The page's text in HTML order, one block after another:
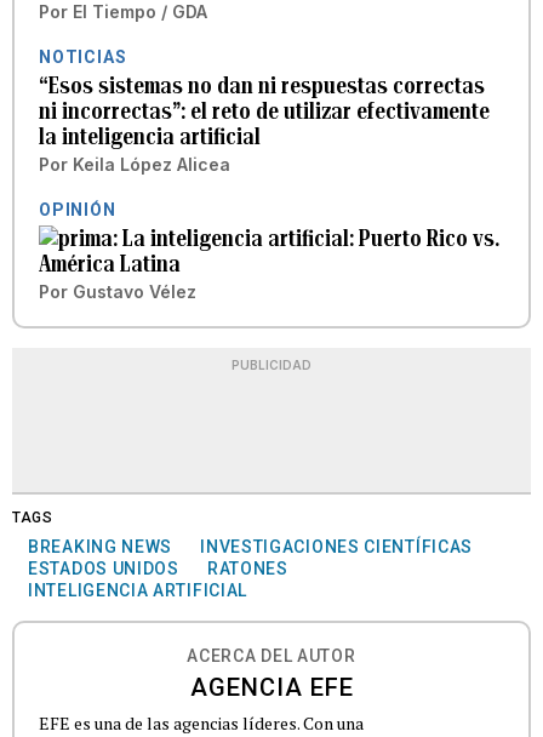
Por El Tiempo / GDA
NOTICIAS
“Esos sistemas no dan ni respuestas correctas
ni incorrectas”: el reto de utilizar efectivamente
la inteligencia artificial
Por Keila López Alicea
OPINIÓN
La inteligencia artificial: Puerto Rico vs.
América Latina
Por Gustavo Vélez
PUBLICIDAD
TAGS
BREAKING NEWS
INVESTIGACIONES CIENTÍFICAS
ESTADOS UNIDOS
RATONES
INTELIGENCIA ARTIFICIAL
ACERCA DEL AUTOR
AGENCIA EFE
EFE es una de las agencias líderes. Con una